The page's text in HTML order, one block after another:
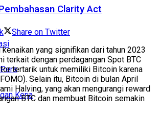
Clarity Act
Kerja
Share on Twitter
yang signifikan dari tahun 2023
terkait dengan perdagangan Spot BTC
tertarik untuk memiliki Bitcoin karena
Selain itu, Bitcoin di bulan April
Halving, yang akan mengurangi reward
BTC dan membuat Bitcoin semakin